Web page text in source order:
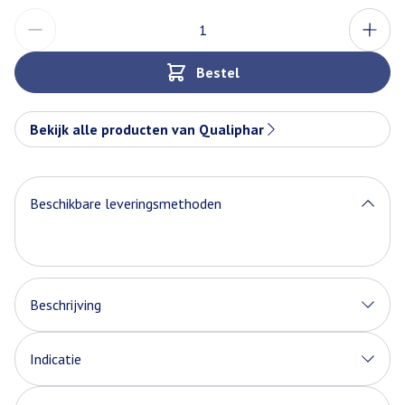
Bestel
Bekijk alle producten van Qualiphar
Beschikbare leveringsmethoden
Beschrijving
Indicatie